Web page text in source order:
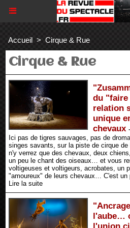
Accueil > Cirque & Rue
Cirque & Rue
du "faire
relation
unique
chevaux -
Ici pas de tigres sauvages, pas de
singes savants, sur la piste de cirque
n'y verrez que des chevaux, deux
un peu le chant des oiseaux… et vous
voltigeuses et voltigeurs, acrobates, un
"amoureux" de leurs chevaux… C'est
Lire la suite
l'aube…